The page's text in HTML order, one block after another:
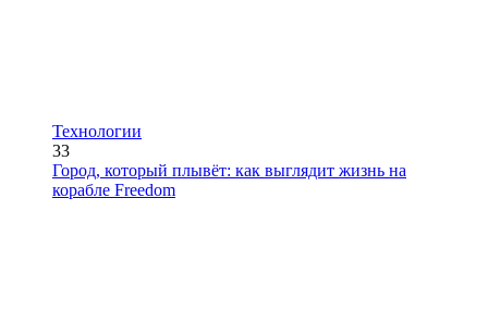
Технологии
33
Город, который плывёт: как выглядит жизнь на
корабле Freedom